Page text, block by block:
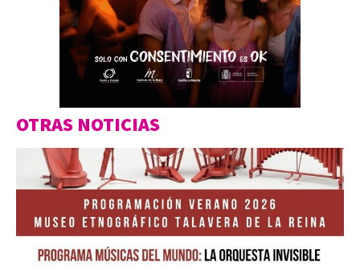
OTRAS NOTICIAS